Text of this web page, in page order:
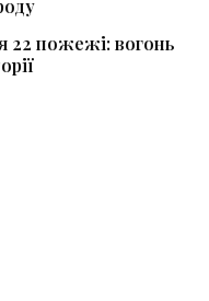
22 пожежі: вогонь